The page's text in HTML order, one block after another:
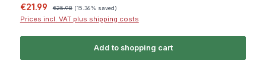
Sale price:
€21.99 €25.98 (15.36% saved)
Prices incl. VAT plus shipping costs
Add to shopping cart